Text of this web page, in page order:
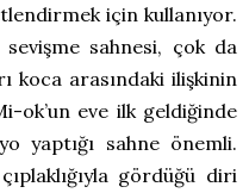
için kullanıyor.
sahnesi, çok da
koca arasındaki ilişkinin
ok’un eve ilk geldiğinde
yaptığı sahne önemli.
gördüğü diri